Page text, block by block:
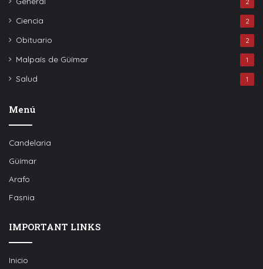
Ciencia 2
Obituario 2
Malpaís de Güímar 1
Salud 1
Menú
Candelaria
Güímar
Arafo
Fasnia
IMPORTANT LINKS
Inicio